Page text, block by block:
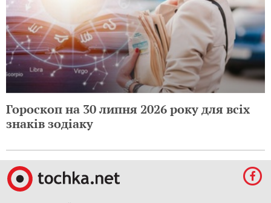
Гороскоп на 30 липня 2026 року для всіх
знаків зодіаку